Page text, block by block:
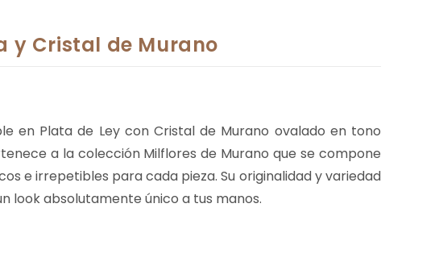
y Cristal de Murano
en Plata de Ley con Cristal de Murano ovalado en tono
a la colección Milflores de Murano que se compone
e irrepetibles para cada pieza. Su originalidad y variedad
look absolutamente único a tus manos.